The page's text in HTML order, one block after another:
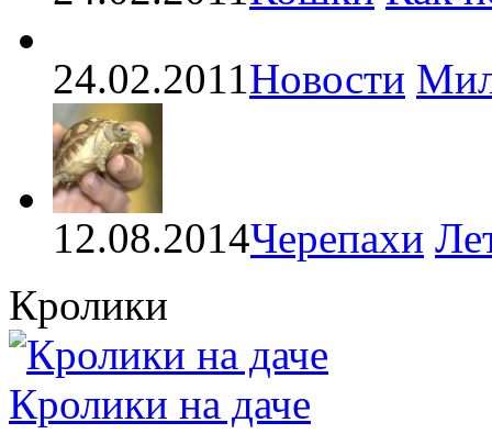
24.02.2011Новости
12.08.2014Черепахи
Кролики
Кролики на даче